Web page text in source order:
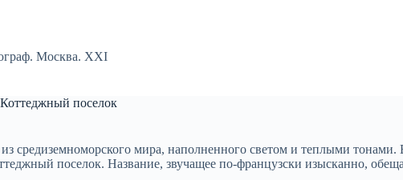
Москва. XXI
поселок
средиземноморского мира, наполненного светом и теплыми
поселок. Название, звучащее по-французски изысканно,